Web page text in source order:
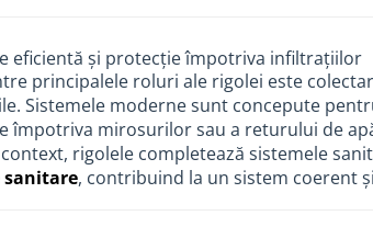
eficientă și protecție împotriva infiltrațiilor
principalele roluri ale rigolei este
Sistemele moderne sunt concepute
împotriva mirosurilor sau a returului de
rigolele completează sistemele
, contribuind la un sistem coerent